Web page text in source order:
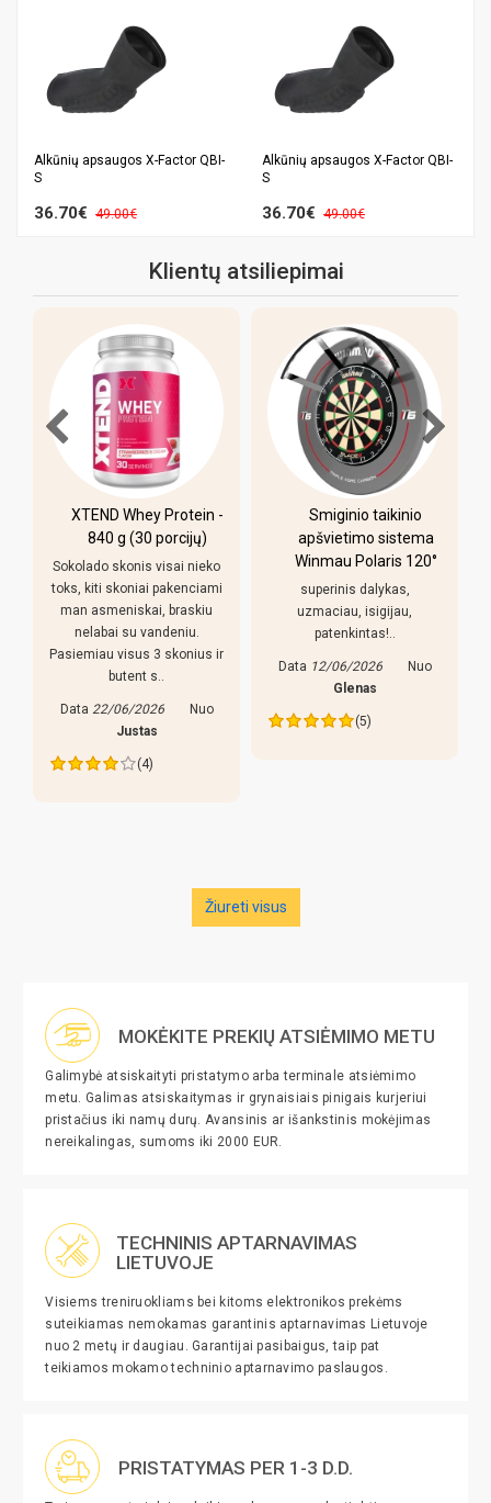
Alkūnių apsaugos X-Factor QBI-
S
36.70€ 49.00€
Alkūnių apsaugos X-Factor QBI-
S
36.70€ 49.00€
Klientų atsiliepimai
XTEND Whey Protein -
840 g (30 porcijų)
Sokolado skonis visai nieko
toks, kiti skoniai pakenciami
man asmeniskai, braskiu
nelabai su vandeniu.
Pasiemiau visus 3 skonius ir
butent s..
Data 22/06/2026
Nuo
Justas
(4)
Smiginio taikinio
apšvietimo sistema
Winmau Polaris 120°
superinis dalykas,
uzmaciau, isigijau,
patenkintas!..
Data 12/06/2026
Nuo
Glenas
(5)
Žiureti visus
MOKĖKITE PREKIŲ ATSIĖMIMO METU
Galimybė atsiskaityti pristatymo arba terminale atsiėmimo
metu. Galimas atsiskaitymas ir grynaisiais pinigais kurjeriui
pristačius iki namų durų. Avansinis ar išankstinis mokėjimas
nereikalingas, sumoms iki 2000 EUR.
TECHNINIS APTARNAVIMAS
LIETUVOJE
Visiems treniruokliams bei kitoms elektronikos prekėms
suteikiamas nemokamas garantinis aptarnavimas Lietuvoje
nuo 2 metų ir daugiau. Garantijai pasibaigus, taip pat
teikiamos mokamo techninio aptarnavimo paslaugos.
PRISTATYMAS PER 1-3 D.D.